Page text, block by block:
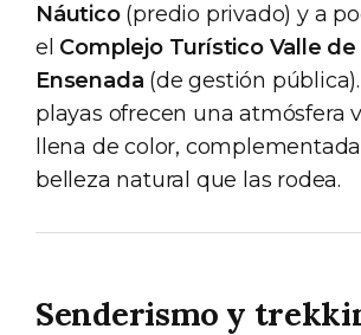
Náutico(predio privado) y a
el Complejo Turístico Valle de
Ensenada (de gestión
playas ofrecen una atmósfera
llena de color,
belleza natural que las rodea.
Senderismo y